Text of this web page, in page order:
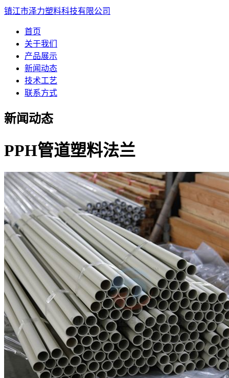
镇江市泽力塑料科技有限公司
首页
关于我们
产品展示
新闻动态
技术工艺
联系方式
新闻动态
PPH管道塑料法兰